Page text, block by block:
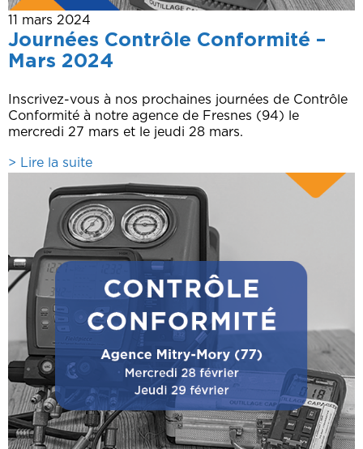
11 mars 2024
Journées Contrôle Conformité –
Mars 2024
Inscrivez-vous à nos prochaines journées de Contrôle
Conformité à notre agence de Fresnes (94) le
mercredi 27 mars et le jeudi 28 mars.
> Lire la suite